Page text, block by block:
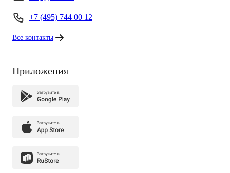
+7 (495) 744 00 12
Все контакты
Приложения